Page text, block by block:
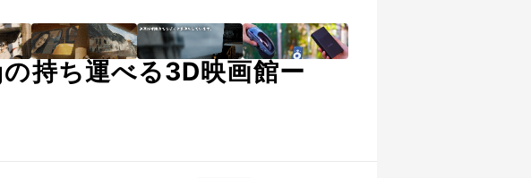
持ち運べる3D映画館ー